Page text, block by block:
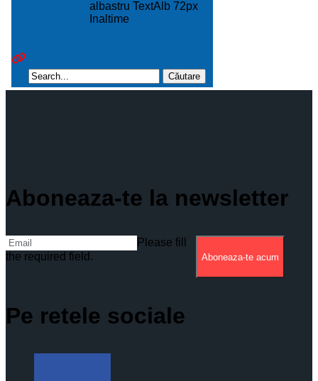
Aboneaza-te la newsletter
Please fill
the required field.
Aboneaza-te acum
Pe retele sociale